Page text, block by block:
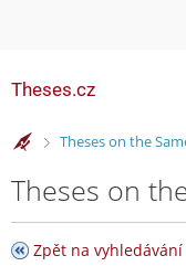
Theses.cz
>
Theses on the
Theses on
Zpět na vyhledávání